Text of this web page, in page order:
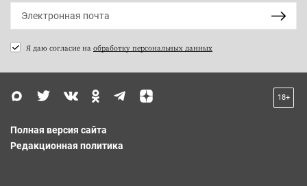
Я даю согласие на обработку персональных данных
18+
Полная версия сайта
Редакционная политика